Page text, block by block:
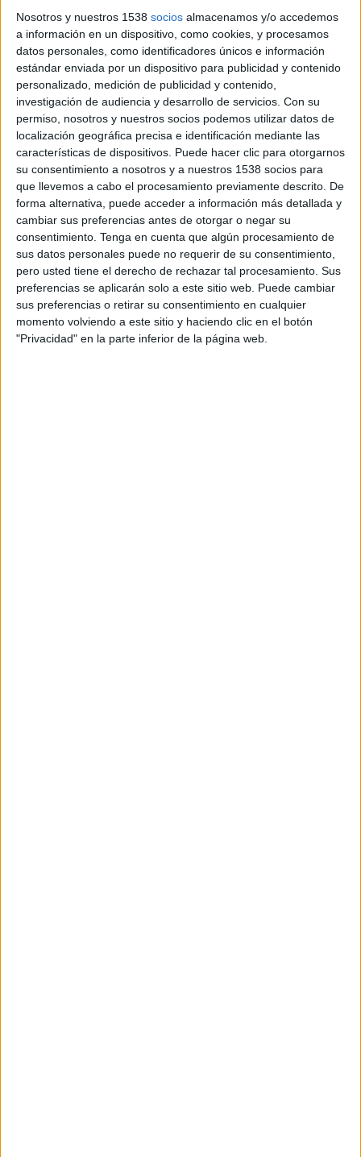
Nosotros y nuestros 1538 socios almacenamos y/o accedemos
a información en un dispositivo, como cookies, y procesamos
datos personales, como identificadores únicos e información
estándar enviada por un dispositivo para publicidad y contenido
personalizado, medición de publicidad y contenido,
investigación de audiencia y desarrollo de servicios. Con su
permiso, nosotros y nuestros socios podemos utilizar datos de
localización geográfica precisa e identificación mediante las
características de dispositivos. Puede hacer clic para otorgarnos
su consentimiento a nosotros y a nuestros 1538 socios para
que llevemos a cabo el procesamiento previamente descrito. De
forma alternativa, puede acceder a información más detallada y
cambiar sus preferencias antes de otorgar o negar su
consentimiento. Tenga en cuenta que algún procesamiento de
sus datos personales puede no requerir de su consentimiento,
pero usted tiene el derecho de rechazar tal procesamiento. Sus
preferencias se aplicarán solo a este sitio web. Puede cambiar
sus preferencias o retirar su consentimiento en cualquier
momento volviendo a este sitio y haciendo clic en el botón
"Privacidad" en la parte inferior de la página web.
IMPRIMIR
TWEET
SHARE